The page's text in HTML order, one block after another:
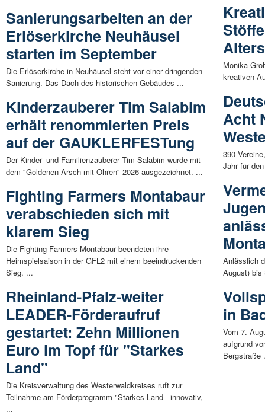
Sanierungsarbeiten an der
Erlöserkirche Neuhäusel
starten im September
Die Erlöserkirche in Neuhäusel steht vor einer dringenden
Sanierung. Das Dach des historischen Gebäudes ...
Kinderzauberer Tim Salabim
erhält renommierten Preis
auf der GAUKLERFESTung
Der Kinder- und Familienzauberer Tim Salabim wurde mit
dem "Goldenen Arsch mit Ohren" 2026 ausgezeichnet. ...
Fighting Farmers Montabaur
verabschieden sich mit
klarem Sieg
Die Fighting Farmers Montabaur beendeten ihre
Heimspielsaison in der GFL2 mit einem beeindruckenden
Sieg. ...
Rheinland-Pfalz-weiter
LEADER-Förderaufruf
gestartet: Zehn Millionen
Euro im Topf für "Starkes
Land"
Die Kreisverwaltung des Westerwaldkreises ruft zur
Teilnahme am Förderprogramm "Starkes Land - innovativ,
...
Monika
kreativen
Acht
390
Jahr für
Anlässlich
August) bis
in
Vom 7.
aufgrund
Bergstraße